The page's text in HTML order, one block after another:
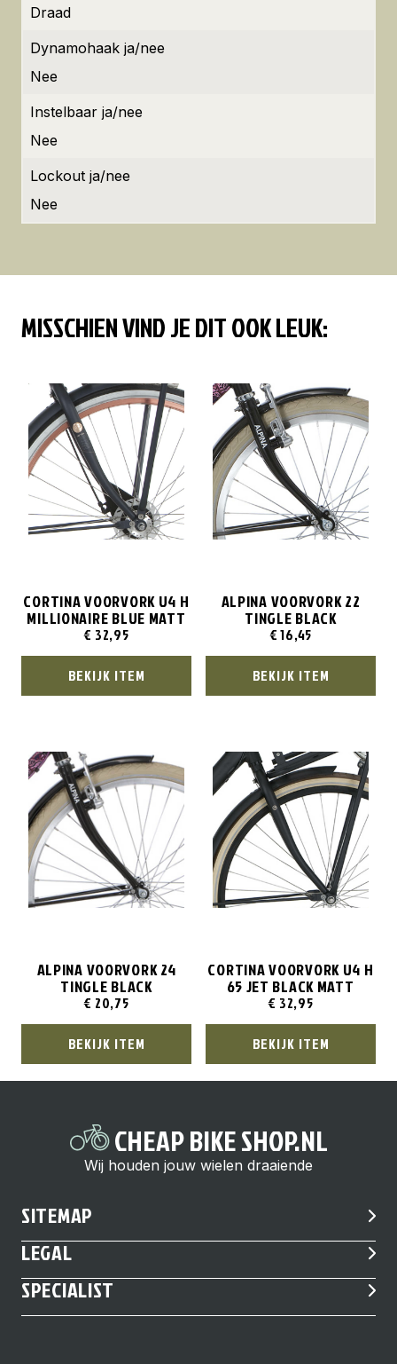
Draad
Dynamohaak ja/nee
Nee
Instelbaar ja/nee
Nee
Lockout ja/nee
Nee
MISSCHIEN VIND JE DIT OOK LEUK:
CORTINA VOORVORK U4 H
MILLIONAIRE BLUE MATT
€ 32,95
BEKIJK ITEM
ALPINA VOORVORK 22
TINGLE BLACK
€16,45
BEKIJK ITEM
ALPINA VOORVORK 24
TINGLE BLACK
€ 20,75
BEKIJK ITEM
CORTINA VOORVORK U4 H
65 JET BLACK MATT
€ 32,95
BEKIJK ITEM
CHEAP BIKE SHOP.NL
Wij houden jouw wielen draaiende
SITEMAP
LEGAL
SPECIALIST